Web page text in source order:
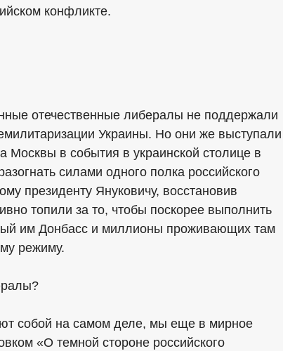
конфликте.
отечественные либералы не поддержали
Украины. Но они же выступали
Москвы в события в украинской столице в
силами одного полка российского
президенту Януковичу, восстановив
топили за то, чтобы поскорее выполнить
им Донбасс и миллионы проживающих там
режиму.
собой на самом деле, мы еще в мирное
«О темной стороне российского